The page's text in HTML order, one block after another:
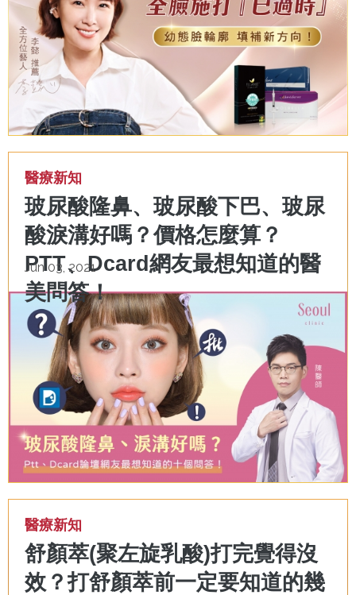
醫療新知
玻尿酸隆鼻、玻尿酸下巴、玻尿
酸淚溝好嗎？價格怎麼算？
PTT、Dcard網友最想知道的醫
美問答！
Jun 03, 2021
醫療新知
舒顏萃(聚左旋乳酸)打完覺得沒
效？打舒顏萃前一定要知道的幾